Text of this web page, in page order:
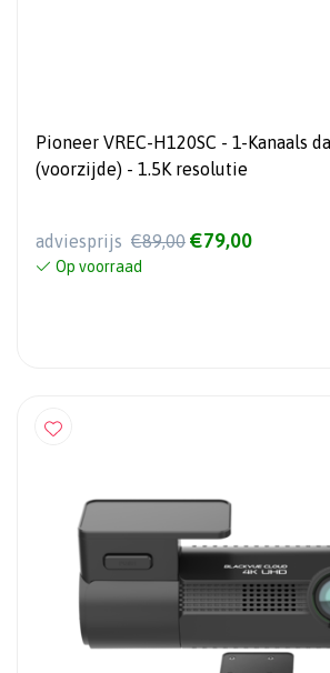
Pioneer VREC-H120SC - 1-Kanaals
(voorzijde) - 1.5K resolutie
adviesprijs €89,00 €79,00
Op voorraad